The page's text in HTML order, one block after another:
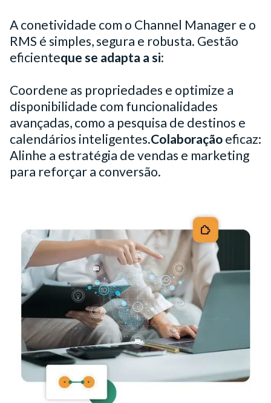
A conetividade com o Channel Manager e o
RMS é simples, segura e robusta. ‍Gestão
eficienteque se adapta a si:
Coordene as propriedades e optimize a
disponibilidade com funcionalidades
avançadas, como a pesquisa de destinos e
calendários inteligentes.‍Colaboraçãoeficaz:
Alinhe a estratégia de vendas e marketing
para reforçar a conversão.